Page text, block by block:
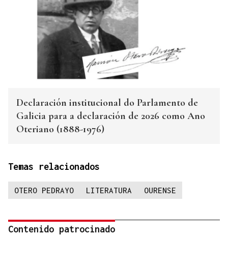
Declaración institucional do Parlamento de
Galicia para a declaración de 2026 como Ano
Oteriano (1888-1976)
Temas relacionados
OTERO PEDRAYO LITERATURA OURENSE
Contenido patrocinado